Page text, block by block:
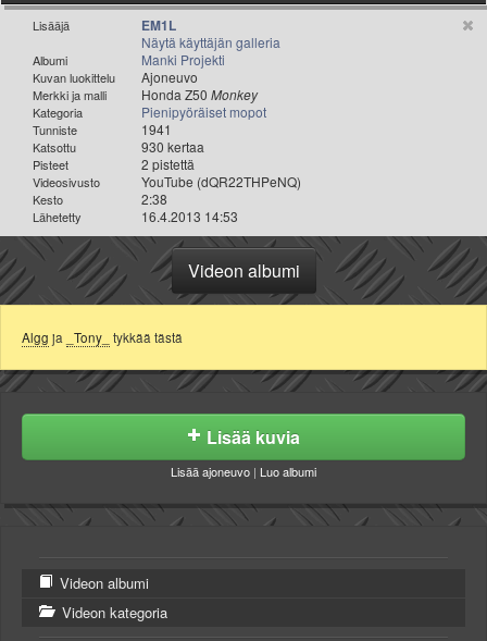
Kevytversio
Lisääjä EM1L
Näytä käyttäjän galleria
Albumi Manki Projekti
Kuvan luokittelu Ajoneuvo
Merkki ja malli Honda Z50 Monkey
Kategoria Pienipyöräiset mopot
Tunniste 1941
Katsottu 930 kertaa
Pisteet 2 pistettä
Videosivusto YouTube (dQR22THPeNQ)
Kesto 2:38
Lähetetty 16.4.2013 14:53
Videon albumi
Algg ja _Tony_ tykkää tästä
Lisää kuvia
Lisää ajoneuvo | Luo albumi
Videon albumi
Videon kategoria